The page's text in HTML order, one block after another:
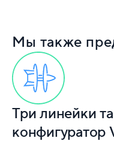
Мы также
Три линейки
конфигуратор